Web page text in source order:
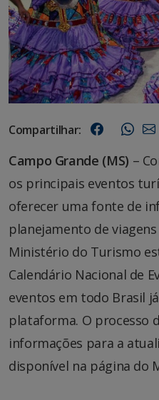
Compartilhar:
Campo Grande (MS) –
os principais eventos
oferecer uma fonte de
planejamento de
Ministério do Turismo
Calendário Nacional de
eventos em todo Brasil
plataforma. O processo
informações para a
disponível na página do